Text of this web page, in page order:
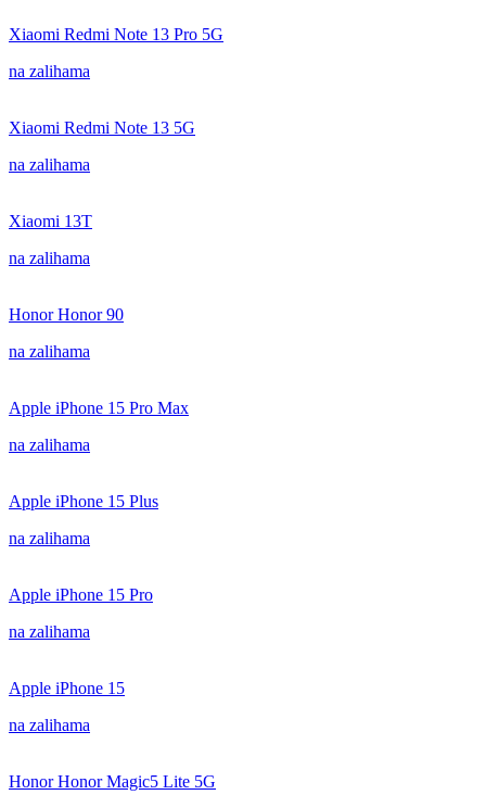
Xiaomi Redmi Note 13 Pro 5G
na zalihama
Xiaomi Redmi Note 13 5G
na zalihama
Xiaomi 13T
na zalihama
Honor Honor 90
na zalihama
Apple iPhone 15 Pro Max
na zalihama
Apple iPhone 15 Plus
na zalihama
Apple iPhone 15 Pro
na zalihama
Apple iPhone 15
na zalihama
Honor Honor Magic5 Lite 5G